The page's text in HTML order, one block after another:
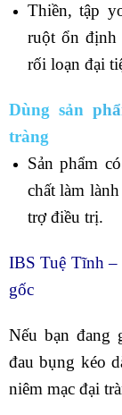
Thiền, tập
ruột ổn định
rối loạn đại
Dùng sản
tràng
Sản phẩm
chất làm
trợ điều trị.
IBS Tuệ Tĩnh –
gốc
Nếu bạn đang
đau bụng kéo
niêm mạc đại